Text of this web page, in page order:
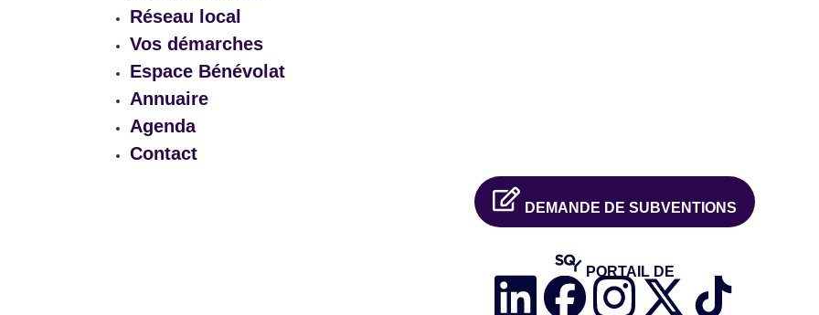
Réseau local
Vos démarches
Espace Bénévolat
Annuaire
Agenda
Contact
DEMANDE DE SUBVENTIONS
PORTAIL DE